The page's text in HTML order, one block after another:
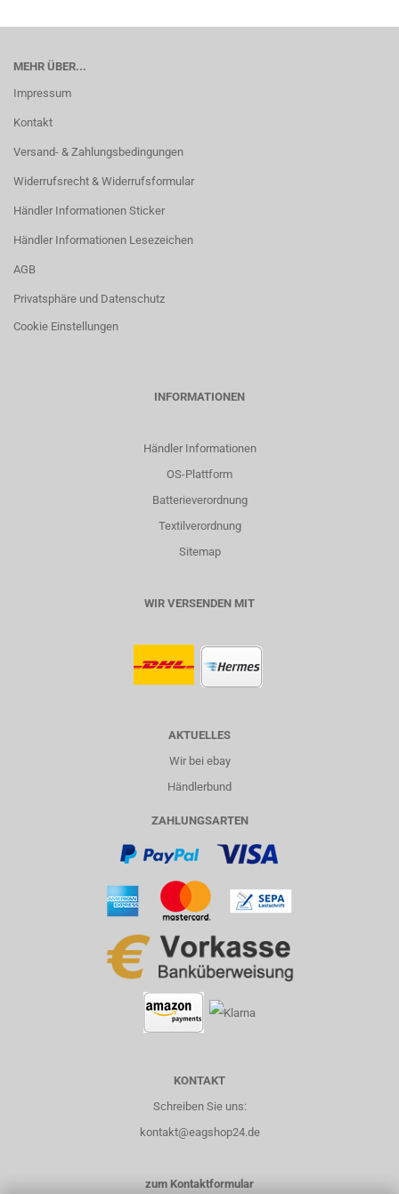
MEHR ÜBER...
Impressum
Kontakt
Versand- & Zahlungsbedingungen
Widerrufsrecht & Widerrufsformular
Händler Informationen Sticker
Händler Informationen Lesezeichen
AGB
Privatsphäre und Datenschutz
Cookie Einstellungen
INFORMATIONEN
Händler Informationen
OS-Plattform
Batterieverordnung
Textilverordnung
Sitemap
WIR VERSENDEN MIT
AKTUELLES
Wir bei ebay
Händlerbund
ZAHLUNGSARTEN
KONTAKT
Schreiben Sie uns:
kontakt@eagshop24.de
zum Kontaktformular